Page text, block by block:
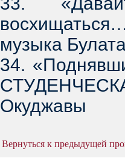
музыка
34.
Окуджавы
Вернуться к предыдущей